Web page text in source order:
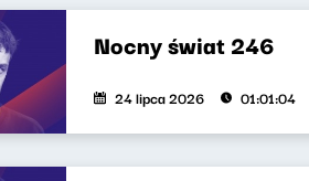
Nocny świat 246
24 lipca 2026 01:01:04